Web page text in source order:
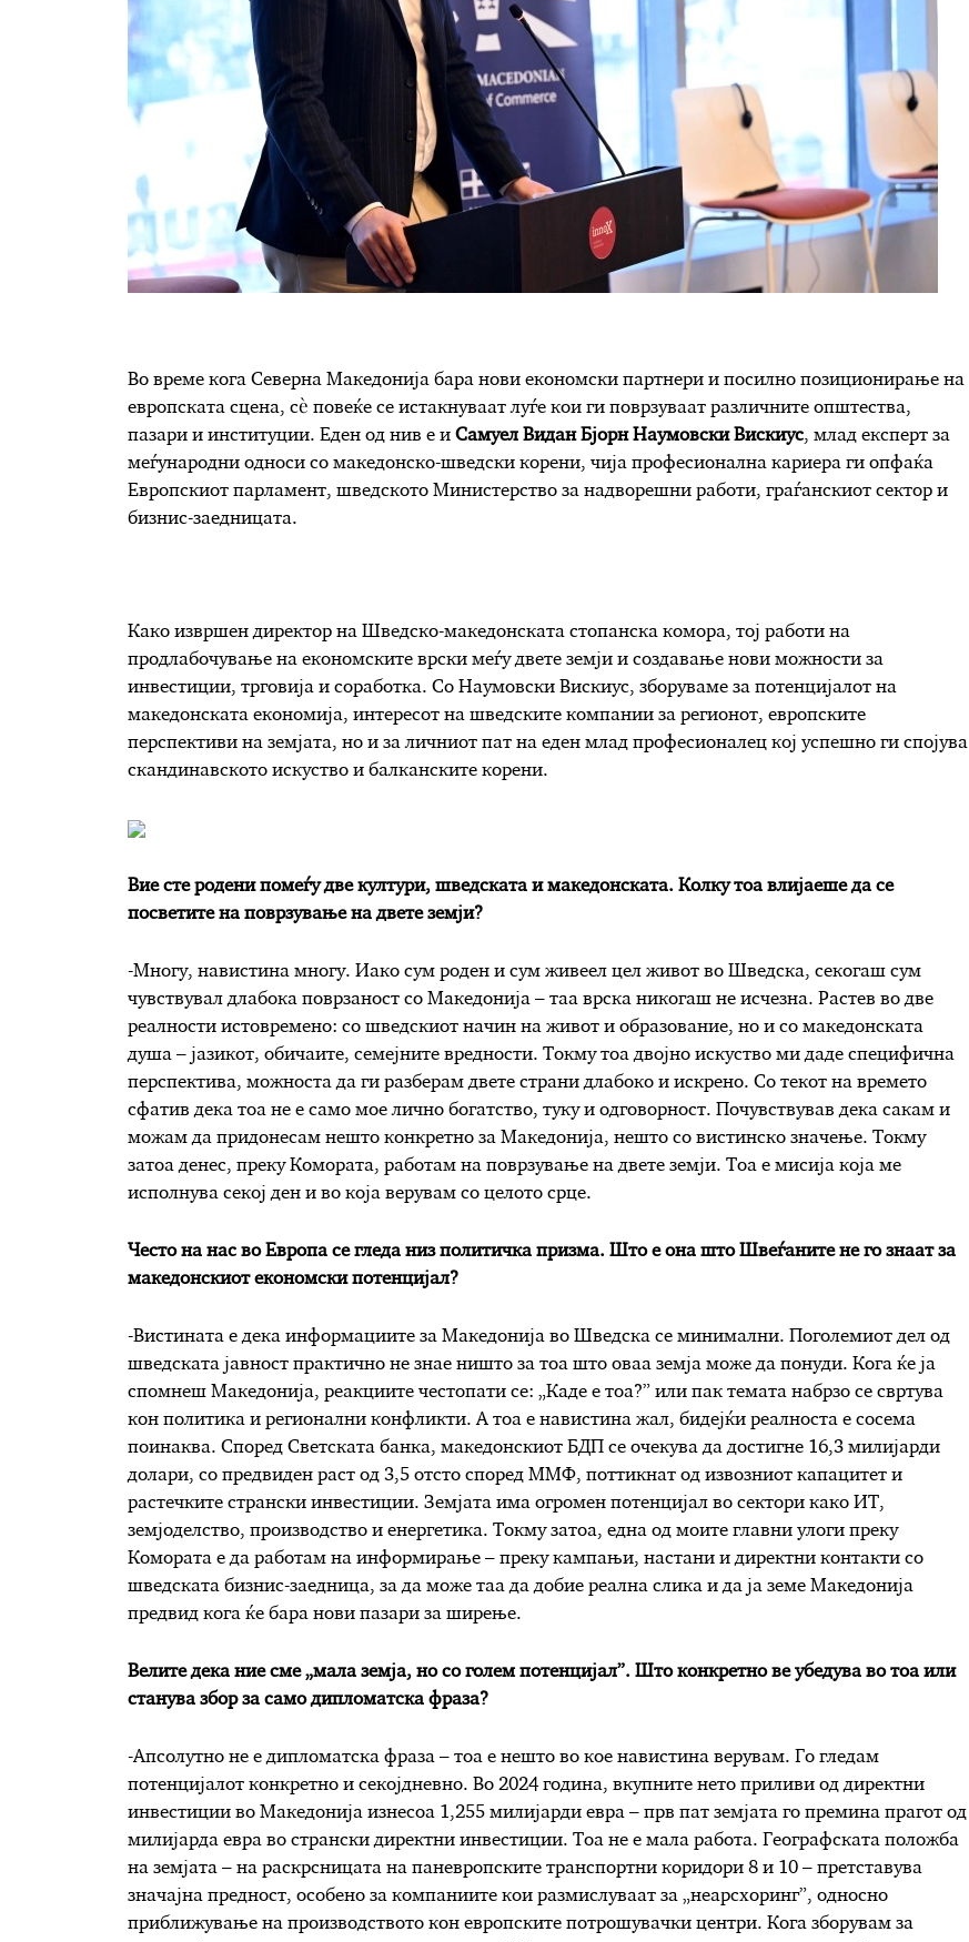
Во време кога Северна Македонија бара нови економски партнери и посилно позиционирање на
европската сцена, сè повеќе се истакнуваат луѓе кои ги поврзуваат различните општества,
пазари и институции. Еден од нив е и Самуел Видан Бјорн Наумовски Вискиус, млад експерт за
меѓународни односи со македонско-шведски корени, чија професионална кариера ги опфаќа
Европскиот парламент, шведското Министерство за надворешни работи, граѓанскиот сектор и
бизнис-заедницата.
Како извршен директор на Шведско-македонската стопанска комора, тој работи на
продлабочување на економските врски меѓу двете земји и создавање нови можности за
инвестиции, трговија и соработка. Со Наумовски Вискиус, зборуваме за потенцијалот на
македонската економија, интересот на шведските компании за регионот, европските
перспективи на земјата, но и за личниот пат на еден млад професионалец кој успешно ги спојува
скандинавското искуство и балканските корени.
Вие сте родени помеѓу две култури, шведската и македонската. Колку тоа влијаеше да се
посветите на поврзување на двете земји?
-Многу, навистина многу. Иако сум роден и сум живеел цел живот во Шведска, секогаш сум
чувствувал длабока поврзаност со Македонија – таа врска никогаш не исчезна. Растев во две
реалности истовремено: со шведскиот начин на живот и образование, но и со македонската
душа – јазикот, обичаите, семејните вредности. Токму тоа двојно искуство ми даде специфична
перспектива, можноста да ги разберам двете страни длабоко и искрено. Со текот на времето
сфатив дека тоа не е само мое лично богатство, туку и одговорност. Почувствував дека сакам и
можам да придонесам нешто конкретно за Македонија, нешто со вистинско значење. Токму
затоа денес, преку Комората, работам на поврзување на двете земји. Тоа е мисија која ме
исполнува секој ден и во која верувам со целото срце.
Често на нас во Европа се гледа низ политичка призма. Што е она што Швеѓаните не го знаат за
македонскиот економски потенцијал?
-Вистината е дека информациите за Македонија во Шведска се минимални. Поголемиот дел од
шведската јавност практично не знае ништо за тоа што оваа земја може да понуди. Кога ќе ја
спомнеш Македонија, реакциите честопати се: „Каде е тоа?” или пак темата набрзо се свртува
кон политика и регионални конфликти. А тоа е навистина жал, бидејќи реалноста е сосема
поинаква. Според Светската банка, македонскиот БДП се очекува да достигне 16,3 милијарди
долари, со предвиден раст од 3,5 отсто според ММФ, поттикнат од извозниот капацитет и
растечките странски инвестиции. Земјата има огромен потенцијал во сектори како ИТ,
земјоделство, производство и енергетика. Токму затоа, една од моите главни улоги преку
Комората е да работам на информирање – преку кампањи, настани и директни контакти со
шведската бизнис-заедница, за да може таа да добие реална слика и да ја земе Македонија
предвид кога ќе бара нови пазари за ширење.
Велите дека ние сме „мала земја, но со голем потенцијал”. Што конкретно ве убедува во тоа или
станува збор за само дипломатска фраза?
-Апсолутно не е дипломатска фраза – тоа е нешто во кое навистина верувам. Го гледам
потенцијалот конкретно и секојдневно. Во 2024 година, вкупните нето приливи од директни
инвестиции во Македонија изнесоа 1,255 милијарди евра – прв пат земјата го премина прагот од
милијарда евра во странски директни инвестиции. Тоа не е мала работа. Географската положба
на земјата – на раскрсницата на паневропските транспортни коридори 8 и 10 – претставува
значајна предност, особено за компаниите кои размислуваат за „неарсхоринг”, односно
приближување на производството кон европските потрошувачки центри. Кога зборувам за